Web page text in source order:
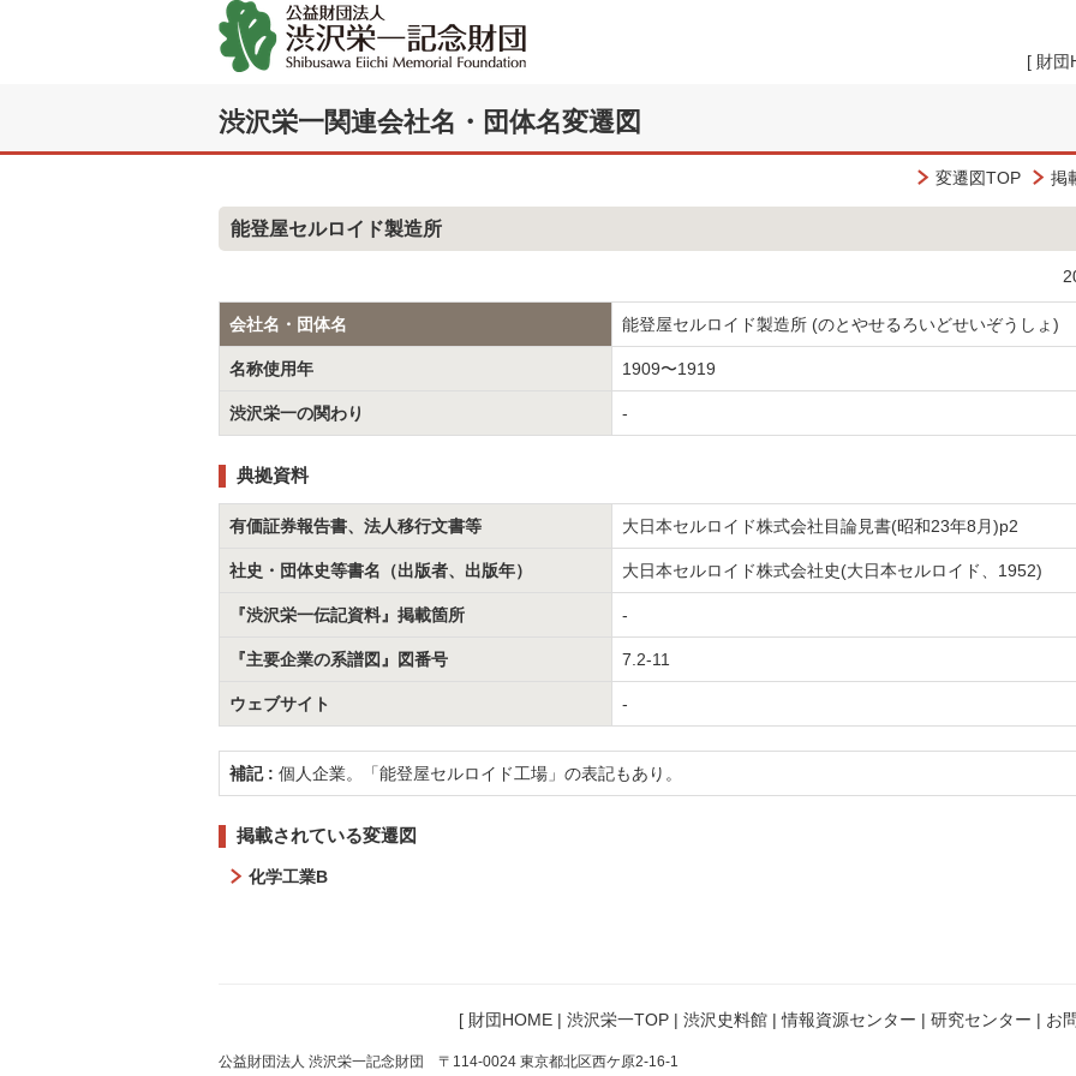
[ 財団
渋沢栄一関連会社名・団体名変遷図
変遷図TOP 掲
能登屋セルロイド製造所
会社名・団体名 能登屋セルロイド製造所 (のとやせるろいどせいぞうしょ)
名称使用年 1909〜1919
渋沢栄一の関わり -
典拠資料
有価証券報告書、法人移行文書等 大日本セルロイド株式会社目論見書(昭和23年8月)p2
社史・団体史等書名（出版者、出版年） 大日本セルロイド株式会社史(大日本セルロイド、1952)
『渋沢栄一伝記資料』掲載箇所 -
『主要企業の系譜図』図番号 7.2-11
ウェブサイト -
補記 : 個人企業。「能登屋セルロイド工場」の表記もあり。
掲載されている変遷図
化学工業B
[ 財団HOME| 渋沢栄一TOP| 渋沢史料館|情報資源センター | 研究センター | お
公益財団法人 渋沢栄一記念財団 〒114-0024 東京都北区西ケ原2-16-1